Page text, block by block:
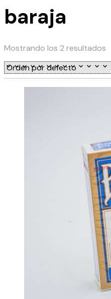
baraja
Mostrando los 2 resultados